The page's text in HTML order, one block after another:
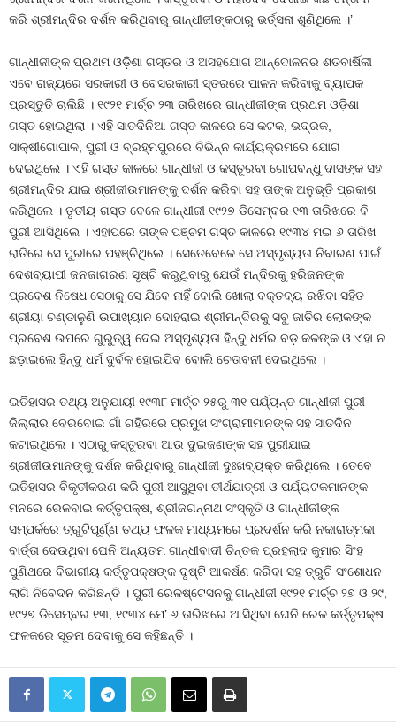
କରି ଶ୍ରୀମନ୍ଦିର ଦର୍ଶନ କରିଥିବାରୁ ଗାନ୍ଧୀଜୀଙ୍କଠାରୁ ଭର୍ତ୍ସନା ଶୁଣିଥିଲେ ।’
ଗାନ୍ଧୀଜୀଙ୍କ ପ୍ରଥମ ଓଡ଼ିଶା ଗସ୍ତର ଓ ଅସହଯୋଗ ଆନ୍ଦୋଳନର ଶତବାର୍ଷିକୀ
ଏବେ ରାଜ୍ୟରେ ସରକାରୀ ଓ ବେସରକାରୀ ସ୍ତରରେ ପାଳନ କରିବାକୁ ବ୍ୟାପକ
ପ୍ରସ୍ତୁତି ଚାଲିଛି । ୧୯୨୧ ମାର୍ଚ୍ଚ ୨୩ ତାରିଖରେ ଗାନ୍ଧୀଜୀଙ୍କ ପ୍ରଥମ ଓଡ଼ିଶା
ଗସ୍ତ ହୋଇଥିଲା । ଏହି ସାତଦିନିଆ ଗସ୍ତ କାଳରେ ସେ କଟକ, ଭଦ୍ରକ,
ସାକ୍ଷୀଗୋପାଳ, ପୁରୀ ଓ ବ୍ରହ୍ମପୁରରେ ବିଭିନ୍ନ କାର୍ଯ୍ୟକ୍ରମରେ ଯୋଗ
ଦେଇଥିଲେ । ଏହି ଗସ୍ତ କାଳରେ ଗାନ୍ଧୀଜୀ ଓ କସ୍ତୂରବା ଗୋପବନ୍ଧୁ ଦାସଙ୍କ ସହ
ଶ୍ରୀମନ୍ଦିର ଯାଇ ଶ୍ରୀଜୀଉମାନଙ୍କୁ ଦର୍ଶନ କରିବା ସହ ତାଙ୍କ ଅନୁଭୂତି ପ୍ରକାଶ
କରିଥିଲେ । ତୃତୀୟ ଗସ୍ତ ବେଳେ ଗାନ୍ଧୀଜୀ ୧୯୨୭ ଡିସେମ୍ବର ୧୩ ତାରିଖରେ ବି
ପୁରୀ ଆସିଥିଲେ । ଏହାପରେ ତାଙ୍କ ପଞ୍ଚମ ଗସ୍ତ କାଳରେ ୧୯୩୪ ମଇ ୬ ତାରିଖ
ରାତିରେ ସେ ପୁରୀରେ ପହଞ୍ଚିଥିଲେ । ସେତେବେଳେ ସେ ଅସ୍ପୃଶ୍ୟତା ନିବାରଣ ପାଇଁ
ଦେଶବ୍ୟାପୀ ଜନଜାଗରଣ ସୃଷ୍ଟି କରୁଥିବାରୁ ଯେଉଁ ମନ୍ଦିରକୁ ହରିଜନଙ୍କ
ପ୍ରବେଶ ନିଷେଧ ସେଠାକୁ ସେ ଯିବେ ନାହିଁ ବୋଲି ଖୋଲା ବକ୍ତବ୍ୟ ରଖିବା ସହିତ
ଶ୍ରୀୟା ଚଣ୍ଡାଳୁଣି ଉପାଖ୍ୟାନ ଦୋହରାଇ ଶ୍ରୀମନ୍ଦିରକୁ ସବୁ ଜାତିର ଲୋକଙ୍କ
ପ୍ରବେଶ ଉପରେ ଗୁରୁତ୍ୱ ଦେଇ ଅସ୍ପୃଶ୍ୟତା ହିନ୍ଦୁ ଧର୍ମର ବଡ଼ କଳଙ୍କ ଓ ଏହା ନ
ଛଡ଼ାଇଲେ ହିନ୍ଦୁ ଧର୍ମ ଦୁର୍ବଳ ହୋଇଯିବ ବୋଲି ଚେତାବନୀ ଦେଇଥିଲେ ।
ଇତିହାସର ତଥ୍ୟ ଅନୁଯାୟୀ ୧୯୩୮ ମାର୍ଚ୍ଚ ୨୫ରୁ ୩୧ ପର୍ଯ୍ୟନ୍ତ ଗାନ୍ଧୀଜୀ ପୁରୀ
ଜିଲ୍ଲାର ବେରବୋଇ ଗାଁ ଗହିରରେ ପ୍ରମୁଖ ସଂଗ୍ରାମୀମାନଙ୍କ ସହ ସାତଦିନ
କଟାଇଥିଲେ । ଏଠାରୁ କସ୍ତୂରବା ଆଉ ଦୁଇଜଣଙ୍କ ସହ ପୁରୀଯାଇ
ଶ୍ରୀଜୀଉମାନଙ୍କୁ ଦର୍ଶନ କରିଥିବାରୁ ଗାନ୍ଧୀଜୀ ଦୁଃଖବ୍ୟକ୍ତ କରିଥିଲେ । ତେବେ
ଇତିହାସର ବିକୃତୀକରଣ କରି ପୁରୀ ଆସୁଥିବା ତୀର୍ଥଯାତ୍ରୀ ଓ ପର୍ଯ୍ୟଟକମାନଙ୍କ
ମନରେ ରେଳବାଇ କର୍ତ୍ତୃପକ୍ଷ, ଶ୍ରୀଜଗନ୍ନାଥ ସଂସ୍କୃତି ଓ ଗାନ୍ଧୀଜୀଙ୍କ
ସମ୍ପର୍କରେ ତ୍ରୁଟିପୂର୍ଣ୍ଣ ତଥ୍ୟ ଫଳକ ମାଧ୍ୟମରେ ପ୍ରଦର୍ଶନ କରି ନକାରାତ୍ମକା
ବାର୍ତ୍ତା ଦେଉଥିବା ଘେନି ଅନ୍ୟତମ ଗାନ୍ଧୀବାଦୀ ଚିନ୍ତକ ପ୍ରହଲାଦ କୁମାର ସିଂହ
ପୁଣିଥରେ ବିଭାଗୀୟ କର୍ତ୍ତୃପକ୍ଷଙ୍କ ଦୃଷ୍ଟି ଆକର୍ଷଣ କରିବା ସହ ତ୍ରୁଟି ସଂଶୋଧନ
ଲାଗି ନିବେଦନ କରିଛନ୍ତି । ପୁରୀ ରେଳଷ୍ଟେସନକୁ ଗାନ୍ଧୀଜୀ ୧୯୨୧ ମାର୍ଚ୍ଚ ୨୭ ଓ ୨୯,
୧୯୨୭ ଡିସେମ୍ବର ୧୩, ୧୯୩୪ ମେ’ ୬ ତାରିଖରେ ଆସିଥିବା ଘେନି ରେଳ କର୍ତ୍ତୃପକ୍ଷ
ଫଳକରେ ସୂଚନା ଦେବାକୁ ସେ କହିଛନ୍ତି ।